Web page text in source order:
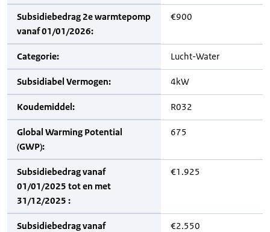
Subsidiebedrag 2e warmtepomp
vanaf 01/01/2026:
€900
Categorie: Lucht-Water
Subsidiabel Vermogen: 4kW
Koudemiddel: R032
Global Warming Potential
(GWP):
675
Subsidiebedrag vanaf
01/01/2025 tot en met
31/12/2025 :
€1.925
Subsidiebedrag vanaf
€2.550